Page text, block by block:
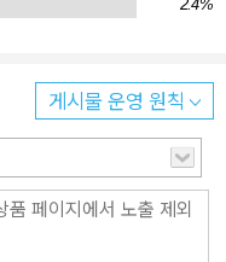
있었기 때문에 온전히 그
리는 우리의 삶이 구원될
으나, 그러한 믿음이 거
문지 시인선이 40년간 5
리가 철저히 서로에게
, 「우리가 시를 불렀기
2.4%
게시물 운영 원칙